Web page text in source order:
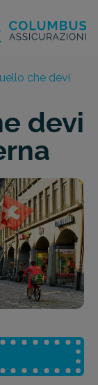
che devi
devi